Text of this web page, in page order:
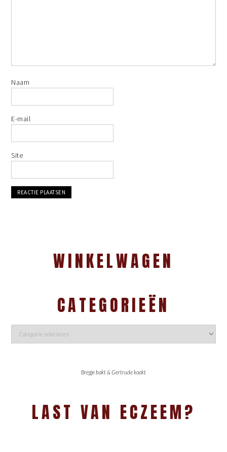
Naam
E-mail
Site
WINKELWAGEN
CATEGORIEËN
Bregje bakt & Gertrude kookt
LAST VAN ECZEEM?